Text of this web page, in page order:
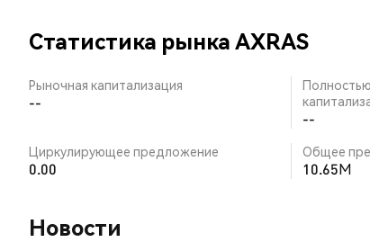
Статистика рынка AXRAS
Рыночная капитализация
--
--
Циркулирующее предложение
0.00
Общее
10.65M
Новости